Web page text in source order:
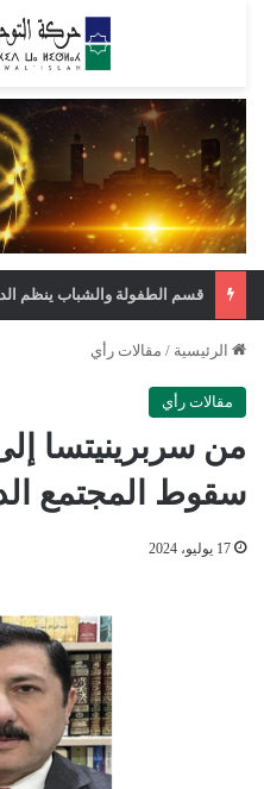
قسم الطفولة والشباب ينظم
الرئيسية / مقالات رأي
مقالات رأي
من سربرينيتسا
سقوط المجتمع
17 يوليو، 2024